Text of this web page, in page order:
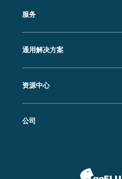
服务
通用解决方案
资源中心
公司